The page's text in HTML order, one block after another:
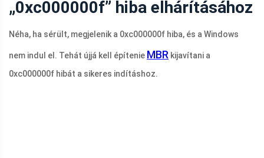
„0xc000000f” hiba elhárításához
Néha, ha sérült, megjelenik a 0xc000000f hiba, és a Windows
nem indul el. Tehát újjá kell építenie MBR kijavítani a
0xc000000f hibát a sikeres indításhoz.